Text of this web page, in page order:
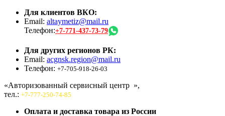
Для клиентов ВКО:
Email: altaymetiz@mail.ru
Телефон:+7-771-437-73-79
Для других регионов РК:
Email: acgnsk.region@mail.ru
Телефон: +7-705-918-26-03
«Авторизованный сервисный центр »,
тел.: +7-777-250-74-85
Оплата и доставка товара из России